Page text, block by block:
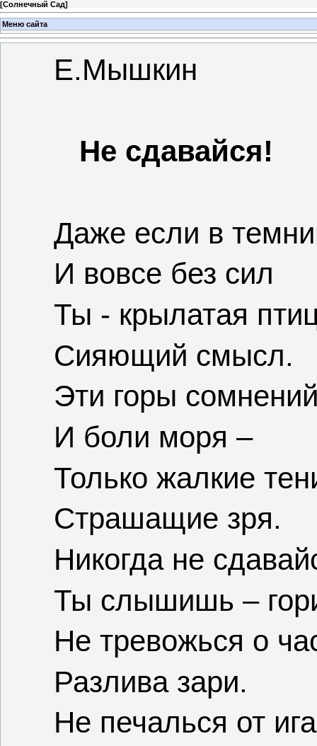
[Солнечный Сад]
Меню сайта
Е.Мышкин
Не сдавайся!
Даже если в
И вовсе без сил
Ты - крылатая
Сияющий смысл.
Эти горы
И боли моря –
Только жалкие
Страшащие зря.
Никогда не
Ты слышишь –
Не тревожься о
Разлива зари.
Не печалься от ига